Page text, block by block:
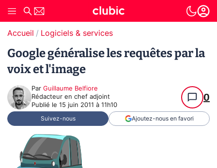
Accueil Logiciels & services
Google généralise les requêtes par la
voix et l'image
Par Guillaume Belfiore
Rédacteur en chef adjoint
Publié le 15 juin 2011 à 11h10
0
Suivez-nous Ajoutez-nous en favori